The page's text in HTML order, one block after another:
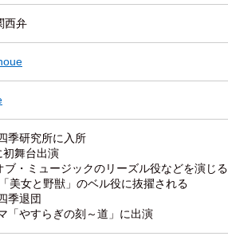
西弁
季研究所に入所
舞台出演
ブ・ミュージックのリーズル役などを演じる
美女と野獣」のベル役に抜擢される
季退団
「やすらぎの刻～道」に出演